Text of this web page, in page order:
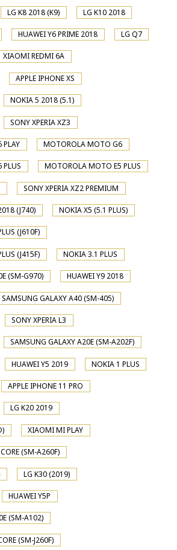
LG K8 2018 (K9) LG K10 2018
HUAWEI Y6 PRIME 2018 LG Q7
XIAOMI REDMI 6A
APPLE IPHONE XS
NOKIA 5 2018 (5.1)
SONY XPERIA XZ3
MOTOROLA MOTO G6
MOTOROLA MOTO E5 PLUS
SONY XPERIA XZ2 PREMIUM
(J740) NOKIA X5 (5.1 PLUS)
(J610F)
(J415F) NOKIA 3.1 PLUS
(SM-G970) HUAWEI Y9 2018
SAMSUNG GALAXY A40 (SM-405)
SONY XPERIA L3
SAMSUNG GALAXY A20E (SM-A202F)
HUAWEI Y5 2019 NOKIA 1 PLUS
APPLE IPHONE 11 PRO
LG K20 2019
XIAOMI MI PLAY
(SM-A260F)
LG K30 (2019)
HUAWEI Y5P
(SM-A102)
(SM-J260F)